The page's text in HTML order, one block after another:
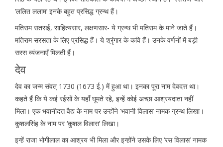
‘ललित ललाम’ इनके बहुत प्रसिद्ध ग्रन्थ हैं।
मतिराम सतसई, साहित्यसार, लक्षणसार- ये ग्रन्थ भी मतिराम के माने जाते हैं।
मतिराम सरसता के लिए प्रसिद्ध हैं। ये श्रृंगार के कवि हैं। उनके वर्णनों में बड़ी
सरस व्यंजनाएँ मिलती हैं।
देव
देव का जन्म संवत् 1730 (1673 ई.) में हुआ था। इनका पूरा नाम देवदत्त था।
कहते हैं कि ये कई रईसों के यहाँ घूमते रहे, इन्हें कोई अच्छा आश्रयदाता नहीं
मिला। एक भवानीदत्त वैद्य के नाम पर उन्होंने ‘भवानी विलास’ नामक ग्रन्थ लिखा।
कुशलसिंह के नाम पर ‘कुशल विलास’ लिखा।
इन्हें राजा भोगीलाल का आश्रय भी मिला और इन्होंने उसके लिए ‘रस विलास’ नामक